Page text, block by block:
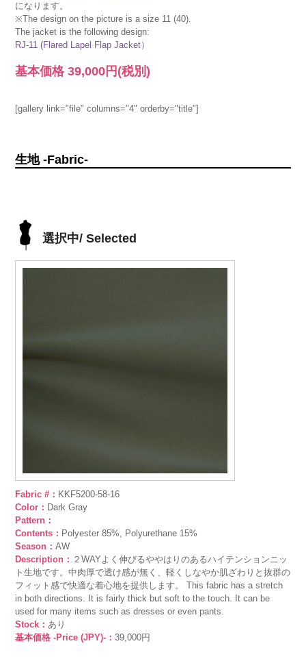
になります。
※The design on the picture is a size 11 (40).
The jacket is the following design:
RJ-11 (Flared Lapel Flap Jacket）
基本価格39,000円 (税別)
[gallery link="file" columns="4" orderby="title"]
生地 -Fabric-
選択中/ Selected
Fabric #： KKF5200-58-16
Color： Dark Gray
Pattern：
Contents： Polyester 85%, Polyurethane 15%
Season：AW
Description： ２WAYよく伸びるややはりのあるハイテンションニッ
ト生地です。中肉厚で透け感が無く、軽くしなやか肌ざわりと抜群の
フィット感で快適な着心地を提供します。 This fabric has a stretch
in both directions. It is fairly thick but soft to the touch. It can be
used for many items such as dresses or even pants.
Stock：あり
基本価格 -Price (JPY)-：39,000円